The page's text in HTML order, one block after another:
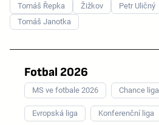
Tomáš Řepka
Žižkov Petr Uličný
Tomáš Janotka
Fotbal 2026
MS ve fotbale 2026 Chance liga
Evropská liga Konferenční liga